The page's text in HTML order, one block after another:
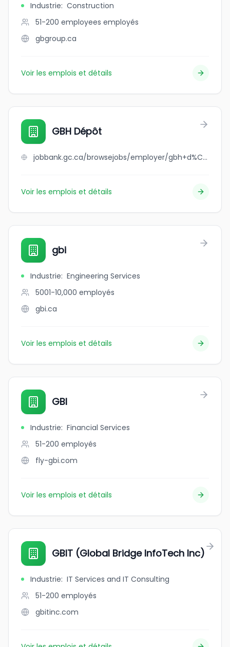
Industrie: Construction
51-200 employees employés
gbgroup.ca
Voir les emplois et détails
GBH Dépôt
jobbank.gc.ca/browsejobs/employer/gbh+d%C3%A9p%C3%B4t/ca
Voir les emplois et détails
gbi
Industrie: Engineering Services
5001-10,000 employés
gbi.ca
Voir les emplois et détails
GBI
Industrie: Financial Services
51-200 employés
fly-gbi.com
Voir les emplois et détails
GBIT (Global Bridge InfoTech Inc)
Industrie: IT Services and IT Consulting
51-200 employés
gbitinc.com